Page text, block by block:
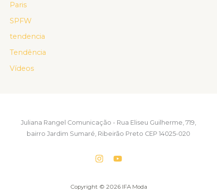
Paris
SPFW
tendencia
Tendência
Vídeos
Juliana Rangel Comunicação - Rua Eliseu Guilherme, 719,
bairro Jardim Sumaré, Ribeirão Preto CEP 14025-020
Copyright © 2026 IFA Moda